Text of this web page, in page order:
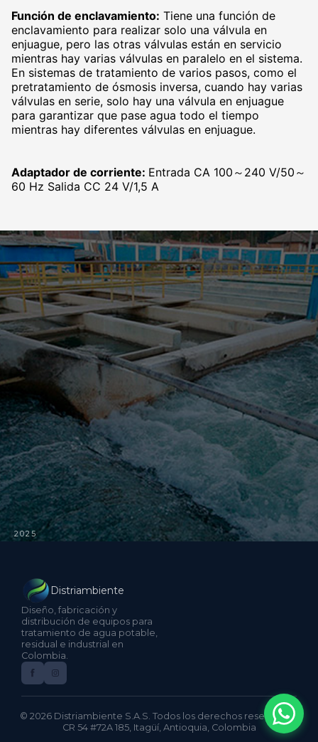
Función de enclavamiento: Tiene una función de
enclavamiento para realizar solo una válvula en
enjuague, pero las otras válvulas están en servicio
mientras hay varias válvulas en paralelo en el sistema.
En sistemas de tratamiento de varios pasos, como el
pretratamiento de ósmosis inversa, cuando hay varias
válvulas en serie, solo hay una válvula en enjuague
para garantizar que pase agua todo el tiempo
mientras hay diferentes válvulas en enjuague.
Adaptador de corriente: Entrada CA 100～240 V/50～
60 Hz Salida CC 24 V/1,5 A
2025
Distriambiente
Diseño, fabricación y
distribución de equipos para
tratamiento de agua potable,
residual e industrial en
Colombia.
© 2026 Distriambiente S.A.S. Todos los derechos reservados.
CR 54 #72A 185, Itagüí, Antioquia, Colombia